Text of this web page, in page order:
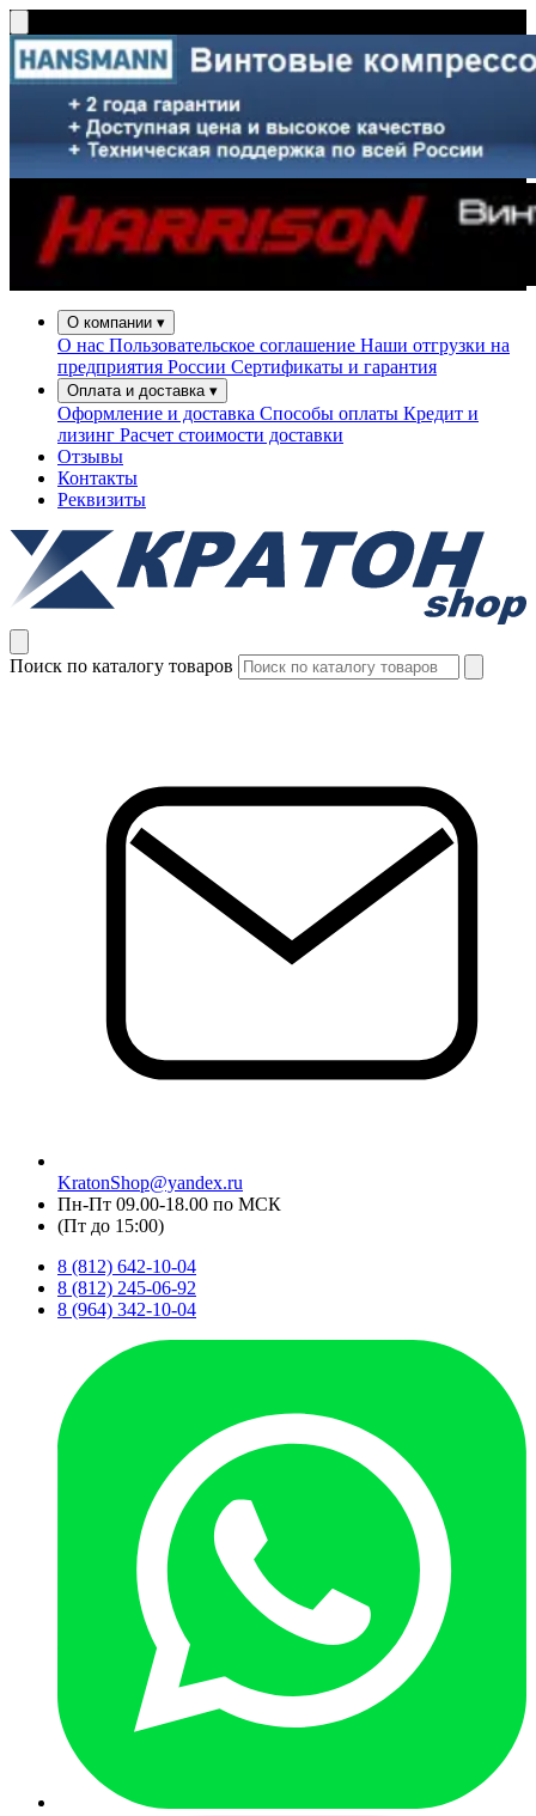
О компании ▾
О нас Пользовательское соглашение Наши отгрузки на
предприятия России Сертификаты и гарантия
Оплата и доставка ▾
Оформление и доставка Способы оплаты Кредит и
лизинг Расчет стоимости доставки
Отзывы
Контакты
Реквизиты
Поиск по каталогу товаров
KratonShop@yandex.ru
Пн-Пт 09.00-18.00 по МСК
(Пт до 15:00)
8 (812) 642-10-04
8 (812) 245-06-92
8 (964) 342-10-04